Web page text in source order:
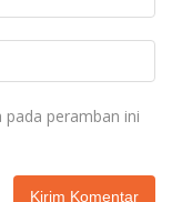
peramban ini